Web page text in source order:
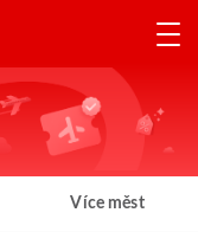
Více měst